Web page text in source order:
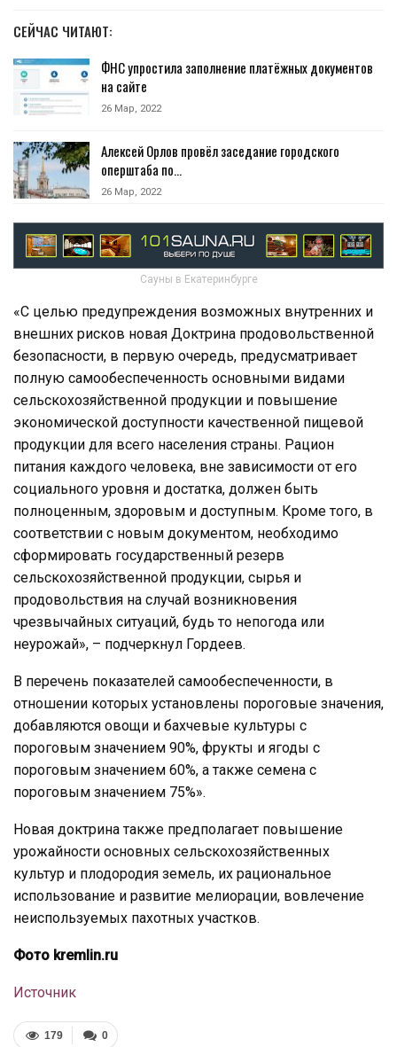
СЕЙЧАС ЧИТАЮТ:
ФНС упростила заполнение платёжных документов
на сайте
26 Мар, 2022
Алексей Орлов провёл заседание городского
оперштаба по…
26 Мар, 2022
Сауны в Екатеринбурге
«С целью предупреждения возможных внутренних и
внешних рисков новая Доктрина продовольственной
безопасности, в первую очередь, предусматривает
полную самообеспеченность основными видами
сельскохозяйственной продукции и повышение
экономической доступности качественной пищевой
продукции для всего населения страны. Рацион
питания каждого человека, вне зависимости от его
социального уровня и достатка, должен быть
полноценным, здоровым и доступным. Кроме того, в
соответствии с новым документом, необходимо
сформировать государственный резерв
сельскохозяйственной продукции, сырья и
продовольствия на случай возникновения
чрезвычайных ситуаций, будь то непогода или
неурожай», – подчеркнул Гордеев.
В перечень показателей самообеспеченности, в
отношении которых установлены пороговые значения,
добавляются овощи и бахчевые культуры с
пороговым значением 90%, фрукты и ягоды с
пороговым значением 60%, а также семена с
пороговым значением 75%».
Новая доктрина также предполагает повышение
урожайности основных сельскохозяйственных
культур и плодородия земель, их рациональное
использование и развитие мелиорации, вовлечение
неиспользуемых пахотных участков.
Фото kremlin.ru
Источник
0
179